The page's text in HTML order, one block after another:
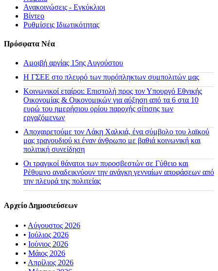
Ανακοινώσεις - Εγκύκλιοι
Βίντεο
Ρυθμίσεις Ιδιωτικότητας
Πρόσφατα Νέα
Αμοιβή αργίας 15ης Αυγούστου
H ΓΣΕΕ στο πλευρό των πυρόπληκτων συμπολιτών μας
Κοινωνικοί εταίροι: Επιστολή προς τον Υπουργό Εθνικής
Οικονομίας & Οικονομικών για αύξηση από τα 6 στα 10
ευρώ του ημερήσιου ορίου παροχής σίτισης των
εργαζόμενων
Αποχαιρετούμε τον Λάκη Χαλκιά, ένα σύμβολο του λαϊκού
μας τραγουδιού κι έναν άνθρωπο με βαθιά κοινωνική και
πολιτική συνείδηση
Οι τραγικοί θάνατοι των πυροσβεστών σε Γύθειο και
Ρέθυμνο αναδεικνύουν την ανάγκη γενναίων αποφάσεων από
την πλευρά της πολιτείας
Αρχείο Δημοσιεύσεων
• Αύγουστος 2026
• Ιούλιος 2026
• Ιούνιος 2026
• Μάιος 2026
• Απρίλιος 2026